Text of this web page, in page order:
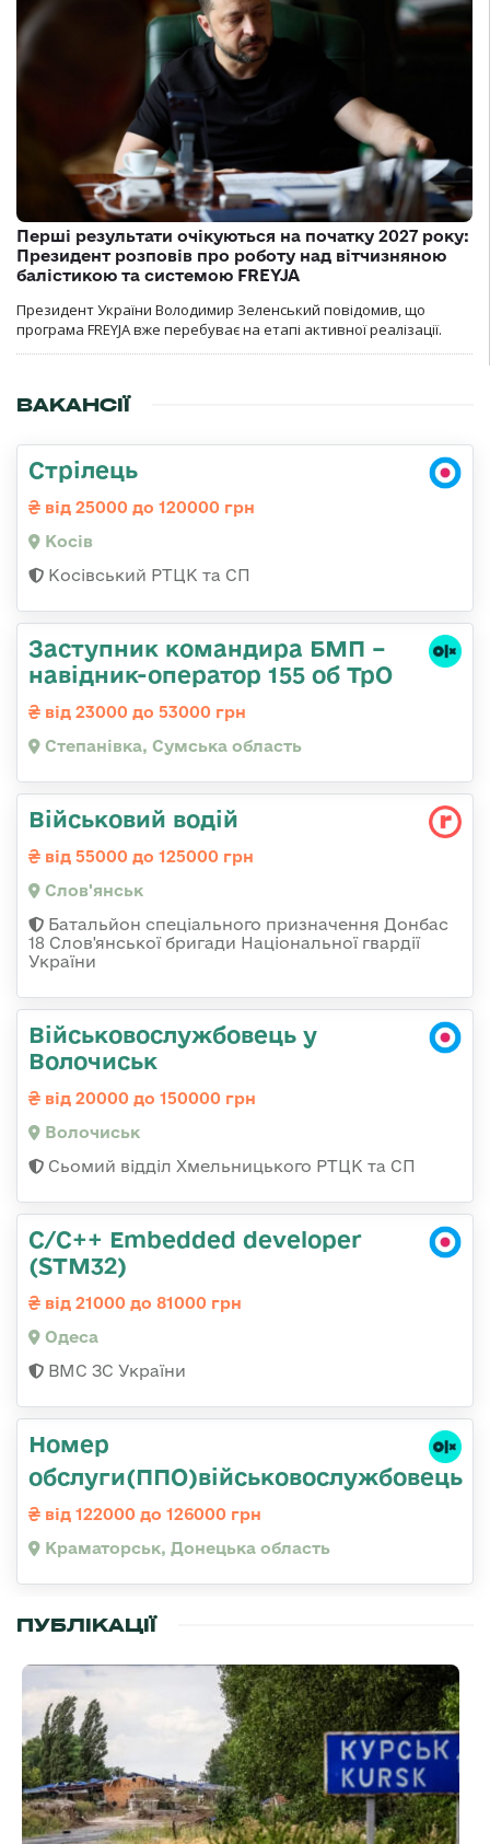
Перші результати очікуються на початку 2027 року:
Президент розповів про роботу над вітчизняною
балістикою та системою FREYJA
Президент України Володимир Зеленський повідомив, що
програма FREYJA вже перебуває на етапі активної реалізації.
ВАКАНСІЇ
Стрілець
від 25000 до 120000 грн
Косів
Косівський РТЦК та СП
Заступник командира БМП –
навідник-оператор 155 об ТрО
від 23000 до 53000 грн
Степанівка, Сумська область
Військовий водій
від 55000 до 125000 грн
Слов'янськ
Батальйон спеціального призначення Донбас
18 Слов'янської бригади Національної гвардії
України
Військовослужбовець у
Волочиськ
від 20000 до 150000 грн
Волочиськ
Сьомий відділ Хмельницького РТЦК та СП
C/C++ Embedded developer
(STM32)
від 21000 до 81000 грн
Одеса
ВМС ЗС України
Номер
обслуги(ППО)військовослужбовець
від 122000 до 126000 грн
Краматорськ, Донецька область
ПУБЛІКАЦІЇ